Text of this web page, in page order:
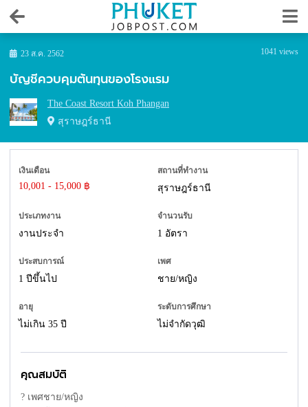
23 ส.ค. 2562 1041 views
บัญชีควบคุมต้นทุนของโรงแรม
The Coast Resort Koh Phangan
สุราษฎร์ธานี
เงินเดือน
10,001 - 15,000 ฿
สถานที่ทำงาน
สุราษฎร์ธานี
ประเภทงาน
งานประจำ
จำนวนรับ
1 อัตรา
ประสบการณ์
1 ปีขึ้นไป
เพศ
ชาย/หญิง
อายุ
ไม่เกิน 35 ปี
ระดับการศึกษา
ไม่จำกัดวุฒิ
คุณสมบัติ
? เพศชาย/หญิง